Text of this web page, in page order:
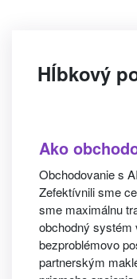
Hĺbkový
Ako
Obchodovanie s
Zefektívnili sme
sme maximálnu
obchodný systém
bezproblémovo
partnerským